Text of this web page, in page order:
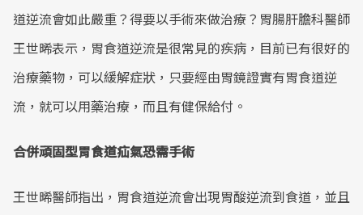
道逆流會如此嚴重？得要以手術來做治療？胃腸肝膽科醫師
王世晞表示，胃食道逆流是很常見的疾病，目前已有很好的
治療藥物，可以緩解症狀，只要經由胃鏡證實有胃食道逆
流，就可以用藥治療，而且有健保給付。
合併頑固型胃食道疝氣恐需手術
王世晞醫師指出，胃食道逆流會出現胃酸逆流到食道，並且